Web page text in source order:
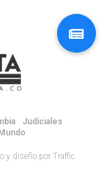
Judiciales
Mundo
y diseño por Traffic